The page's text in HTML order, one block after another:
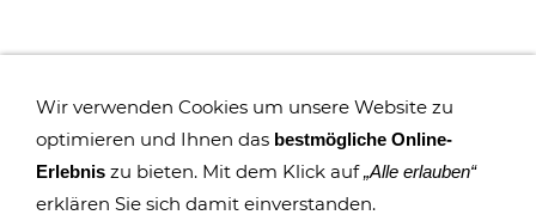
Wir verwenden Cookies um unsere Website zu
optimieren und Ihnen das bestmögliche Online-
Erlebnis zu bieten. Mit dem Klick auf„Alle erlauben“
erklären Sie sich damit einverstanden.